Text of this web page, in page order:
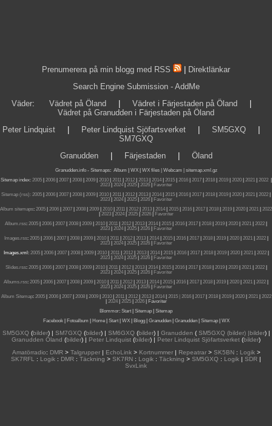
Prenumerera på min blogg med RSS
Direktlänkar
Search Engine Submission - AddMe
Väder: Vädret på Öland Vädret i Färjestaden på Öland
Vädret på Granudden i Färjestaden på Öland
Peter Lindquist
Peter Lindquist Sjöfartsverket SM5GXQ
SM7GXQ
Granudden| Färjestaden| Öland
Granudden.info- Sitemaps: Album WX WX files | Webcam |
sitemap.xml.gz
Sitemap index: 2005| 2006| 2007| 2008| 2009| 2010| 2011| 2012| 2013| 2014| 2015| 2016| 2017| 2018| 2019| 2020| 2021| 2022|
2023| 2024| 2025| 2026|
Favoriter
Sitemap (rss): 2005 2006 2007 2008 2009 2010 2011 2012 2013 2014 2015 2016 2017 2018 2019 2020 2021 2022
2023| 2024| 2025| 2026|
Favoriter
Album sitemaps: 2005 2006 2007 2008 2009 2010 2011 2012 2013 2014 2015 2016 2017 2018 2019 2020 2021
2022
2023| 2024| 2025| 2026|
Favoriter
Album.rss: 2005 2006 2007 2008 2009 2010 2011 2012 2013 2014 2015 2016 2017 2018 2019 2020 2021 2022
2023| 2024| 2025| 2026|
Favoriter
Images.rss: 2005| 2006| 2007| 2008| 2009| 2010| 2011| 2012| 2013| 2014| 2015| 2016| 2017| 2018| 2019| 2020| 2021| 2022|
2023| 2024| 2025| 2026|
Favoriter
Images.xml: 2005| 2006| 2007| 2008| 2009| 2010| 2011| 2012| 2013| 2014| 2015| 2016| 2017| 2018| 2019| 2020| 2021| 2022|
2023| 2024| 2025| 2026|
Favoriter
Slides.rss: 2005| 2006| 2007| 2008| 2009| 2010| 2011| 2012| 2013| 2014| 2015| 2016| 2017| 2018| 2019| 2020| 2021| 2022|
2023| 2024| 2025| 2026|
Favoriter
Albums.rss: 2005 2006 2007 2008 2009 2010 2011 2012 2013 2014 2015 2016 2017 2018 2019 2020 2021 2022
2023| 2024| 2025| 2026|
Favoriter
Album Sitemap: 2005| 2006| 2007| 2008| 2009| 2010| 2011| 2012| 2013| 2014| 2015 | 2016| 2017| 2018| 2019| 2020| 2021| 2022
2024| 2025| 2026|
Favoriter
Blommor: Start Sitemap
Sitemap
Facebook| Fotoalbum Home| Start| WX| Blogg| Granudden| Granudden| Sitemap| WX
SM5GXQ(bilder) | SM7GXQ(bilder) | SM6GXQ(bilder) | Granudden (SM5GXQ (bilder) |bilder) |
Granudden Öland (bilder) | Peter Lindquist (bilder) | Peter Lindquist Sjöfartsverket (bilder)
Amatörradio: DMR> Talgrupper| EchoLink> Kortnummer| Repeatrar> SK5BN: Logik>
SK7RFL
: Logik : DMR : Täckning > SK7RN : Logik : Täckning > SM5GXQ : Logik | SDR |
SvxLink